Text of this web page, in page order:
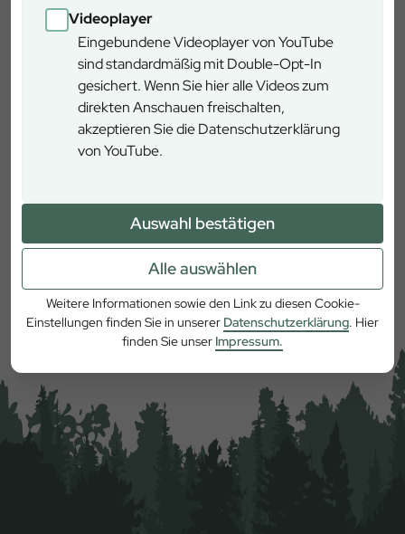
Videoplayer
Eingebundene Videoplayer von YouTube
sind standardmäßig mit Double-Opt-In
gesichert. Wenn Sie hier alle Videos zum
direkten Anschauen freischalten,
akzeptieren Sie die Datenschutzerklärung
von YouTube.
Auswahl bestätigen
Alle auswählen
Weitere Informationen sowie den Link zu diesen Cookie-
Einstellungen finden Sie in unserer Datenschutzerklärung. Hier
finden Sie unser Impressum.
Einsatzkräfte schnell eingedämmt werden konnte. Auch im
gesamten Reichswald ist die Waldbrandgefahr aktuell extrem
hoch. Foto: Johannes Lang, BaySF
Nürnberg
Moritzbergstraße 50/52, 90482 Nürnberg
Mehr erfahren